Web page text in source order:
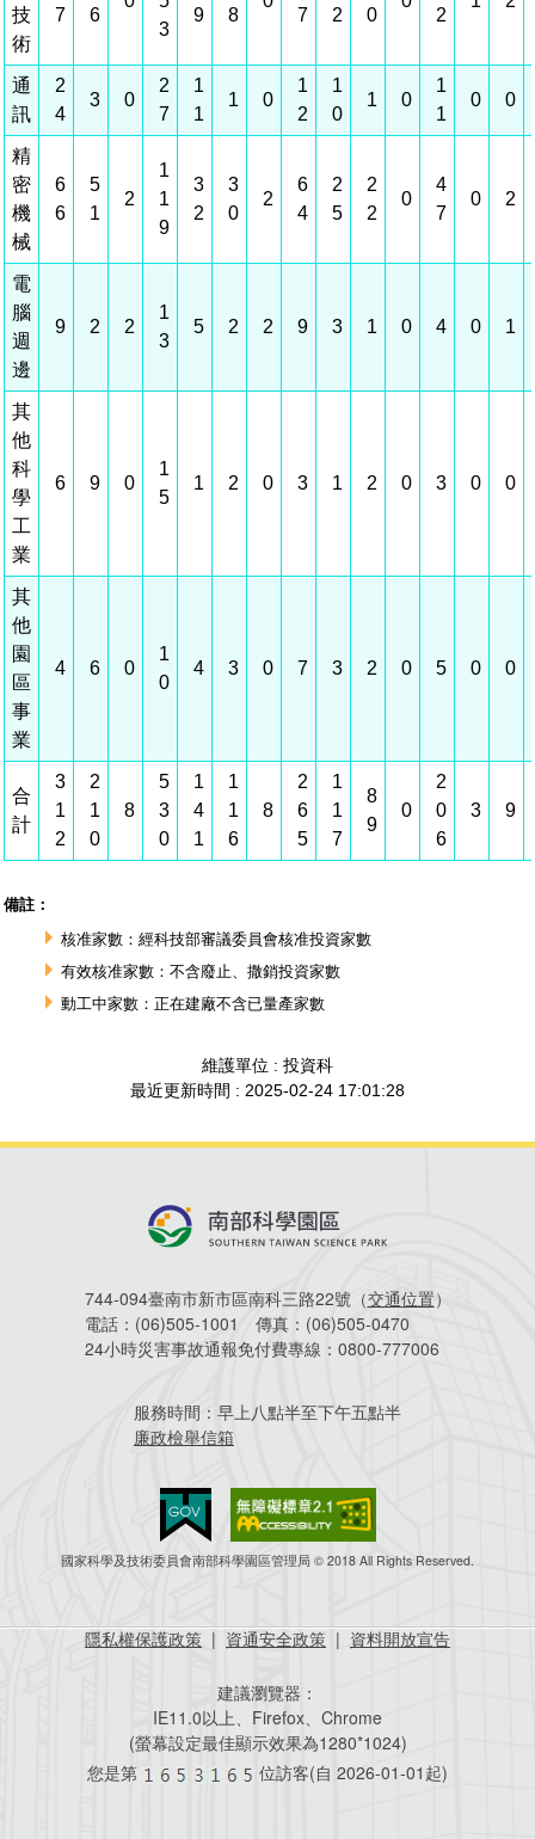
機關採購廉政平臺
檔案教育訓練及標竿學習
檔案管理局相關連結
污水處理廠
育成中心
南科新港堂
園區宿舍簡介
自行車道網
人文景觀地圖
南科AI_ROBOT自造基地
南科創業工坊
永續園區
企業社會責任
生態資產
「沙崙生態科學園區生態保育協作平台」公開資訊
環保管理
勞資管理
廢棄物清除處理費
新興科技應用計畫
敦親睦鄰經費補助
744-094臺南市新市區南科三路22號（交通位置）
電話： (06)505-1001 傳真： (06)505-0470
24小時災害事故通報免付費專線： 0800-777006
服務時間： 早上八點半至下午五點半
廉政檢舉信箱
國家科學及技術委員會南部科學園區管理局 © 2018 All Rights Reserved.
隱私權保護政策 | 資通安全政策 | 資料開放宣告
建議瀏覽器：
IE11.0以上、Firefox、Chrome
(螢幕設定最佳顯示效果為1280*1024)
您是第
位訪客(自 2026-01-01起)